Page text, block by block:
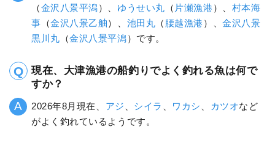
（金沢八景平潟）、 ゆうせい丸 （ 片瀬漁港 ）、 村本海
事 （金沢八景乙舳）、 池田丸 （ 腰越漁港 ）、金沢八景
黒川丸 （金沢八景平潟）です。
現在、大津漁港の船釣りでよく釣れる魚は何で
すか？
2026年8月現在、 アジ シイラ ワカシ カツオなど
がよく釣れているようです。